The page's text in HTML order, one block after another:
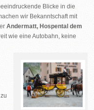
Blicke in die
wir Bekanntschaft mit
Andermatt, Hospental dem
wie eine Autobahn, keine